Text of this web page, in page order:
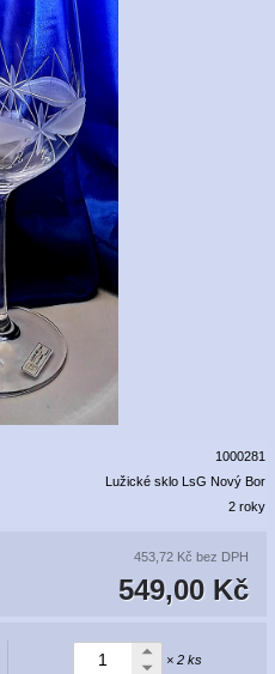
1000281
Lužické sklo LsG Nový Bor
2 roky
453,72 Kč bez DPH
549,00 Kč
× 2 ks